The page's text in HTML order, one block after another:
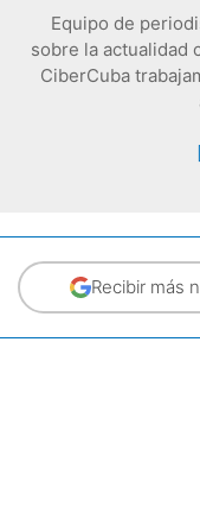
Equipo de
sobre la actualidad
CiberCuba
Recibir más